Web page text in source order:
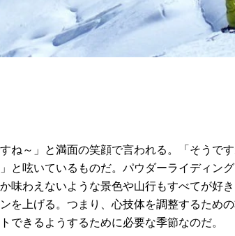
ね～」と満面の笑顔で言われる。「そうで
と呟いているものだ。パウダーライディン
味わえないような景色や山行もすべてが好
を上げる。つまり、心技体を調整するため
きるようするために必要な季節なのだ。